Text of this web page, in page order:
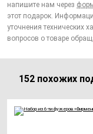
напишите нам через
этот подарок.
уточнения технических
вопросов о товаре
152 похожих